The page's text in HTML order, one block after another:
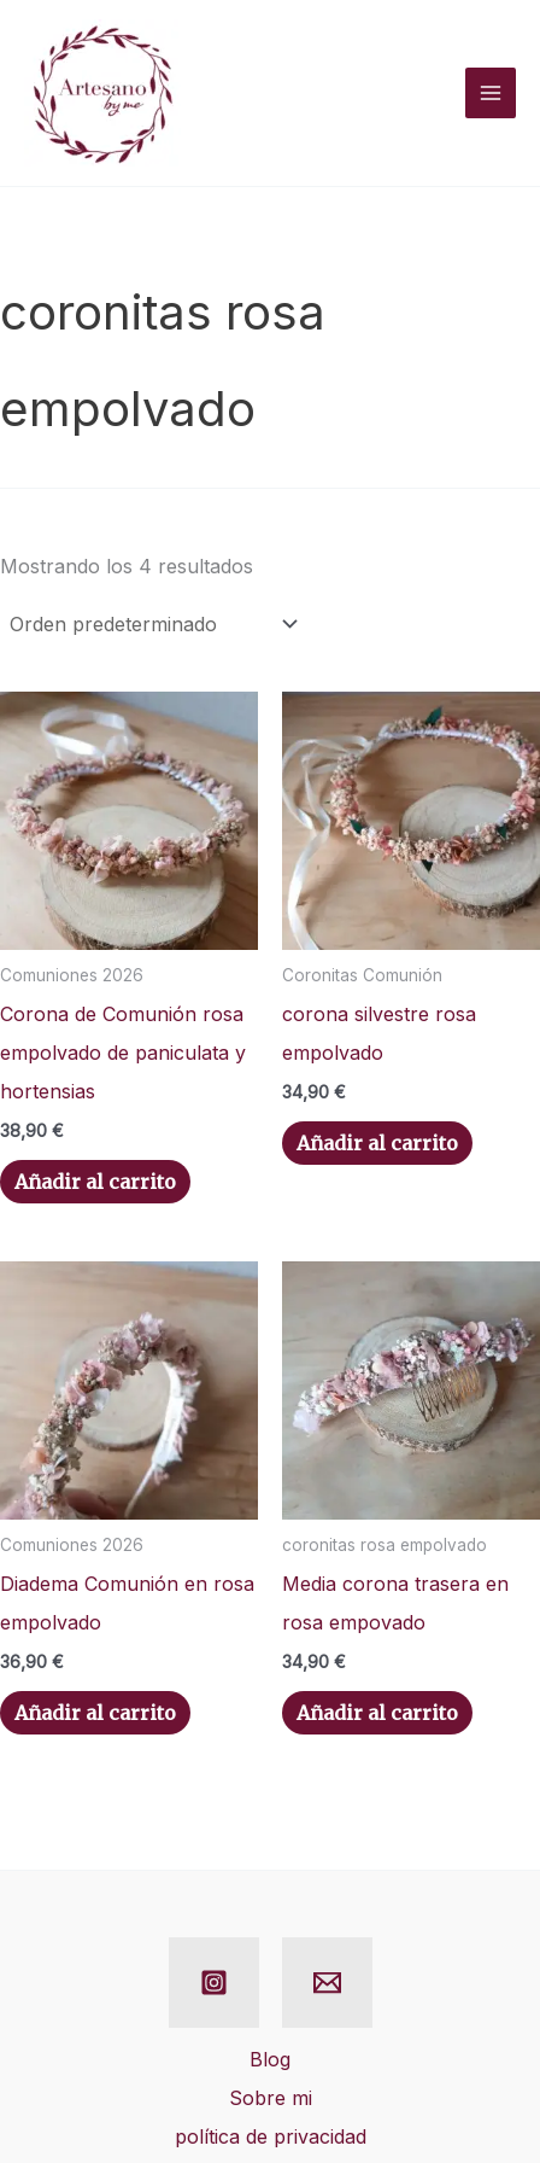
contenido
coronitas rosa
empolvado
Mostrando los 4 resultados
Comuniones 2026
Corona de Comunión rosa
empolvado de paniculata y
hortensias
38,90 €
Añadir al carrito
Coronitas Comunión
corona silvestre rosa
empolvado
34,90 €
Añadir al carrito
Comuniones 2026
Diadema Comunión en rosa
empolvado
36,90 €
Añadir al carrito
coronitas rosa empolvado
Media corona trasera en
rosa empovado
34,90 €
Añadir al carrito
Blog
Sobre mi
política de privacidad